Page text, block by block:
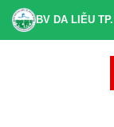
BV DA LIỄU